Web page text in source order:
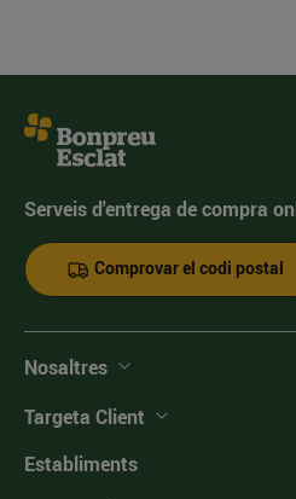
Serveis d'entrega de compra
Comprovar el codi postal
Nosaltres
Targeta Client
Establiments